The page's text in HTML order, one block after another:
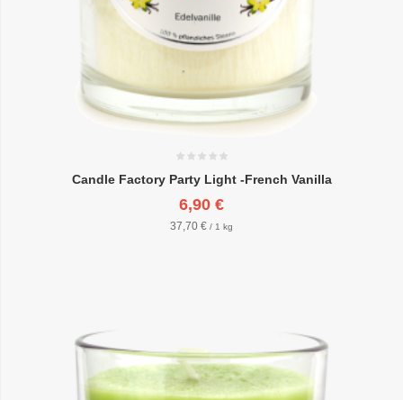
Candle Factory Party Light -French Vanilla
6,90 €
37,70 € / 1 kg